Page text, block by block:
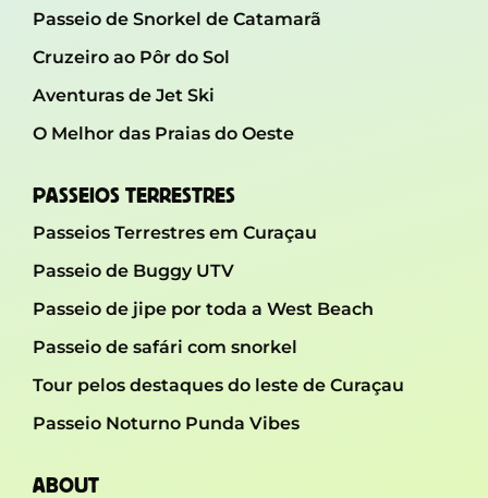
Passeio de Snorkel de Catamarã
Cruzeiro ao Pôr do Sol
Aventuras de Jet Ski
O Melhor das Praias do Oeste
PASSEIOS TERRESTRES
Passeios Terrestres em Curaçau
Passeio de Buggy UTV
Passeio de jipe ​​por toda a West Beach
Passeio de safári com snorkel
Tour pelos destaques do leste de Curaçau
Passeio Noturno Punda Vibes
ABOUT